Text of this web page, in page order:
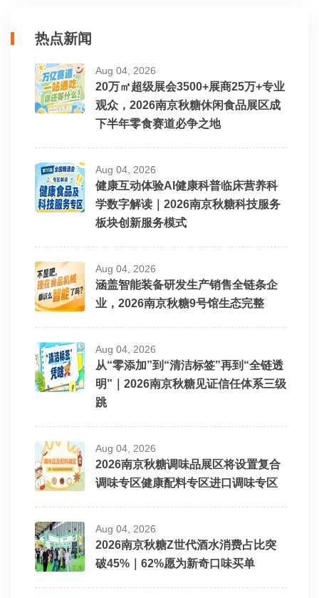
热点新闻
Aug 04, 2026
20万㎡超级展会3500+展商25万+专业
观众，2026南京秋糖休闲食品展区成
下半年零食赛道必争之地
Aug 04, 2026
健康互动体验AI健康科普临床营养科
学数字解读｜2026南京秋糖科技服务
板块创新服务模式
Aug 04, 2026
涵盖智能装备研发生产销售全链条企
业，2026南京秋糖9号馆生态完整
Aug 04, 2026
从“零添加”到“清洁标签”再到“全链透
明”｜2026南京秋糖见证信任体系三级
跳
Aug 04, 2026
2026南京秋糖调味品展区将设置复合
调味专区健康配料专区进口调味专区
Aug 04, 2026
2026南京秋糖Z世代酒水消费占比突
破45%｜62%愿为新奇口味买单